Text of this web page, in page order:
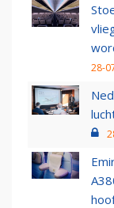
28-